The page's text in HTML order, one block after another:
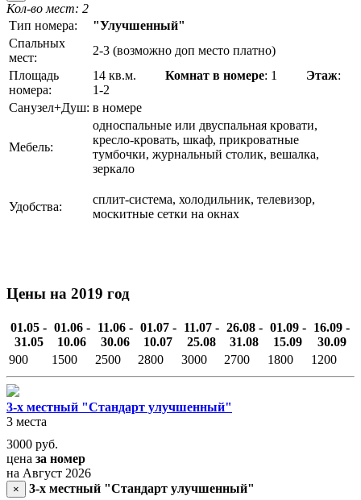
Кол-во мест: 2
Тип номера:
"Улучшенный"
Спальных
мест:
2-3 (возможно доп место платно)
Площадь
номера:
14 кв.м. Комнат в номере: 1 Этаж:
1-2
Санузел+Душ: в номере
Мебель:
односпальные или двуспальная кровати,
кресло-кровать, шкаф, прикроватные
тумбочки, журнальный столик, вешалка,
зеркало
Удобства:
сплит-система, холодильник, телевизор,
москитные сетки на окнах
Цены на 2019 год
01.05 -
31.05
01.06 -
10.06
11.06 -
30.06
01.07 -
10.07
11.07 -
25.08
26.08 -
31.08
01.09 -
15.09
16.09 -
30.09
900
1500 2500 2800 3000 2700 1800 1200
3-х местный "Стандарт улучшенный"
3 места
3000 руб.
цена за номер
на Август 2026
×
3-х местный "Стандарт улучшенный"